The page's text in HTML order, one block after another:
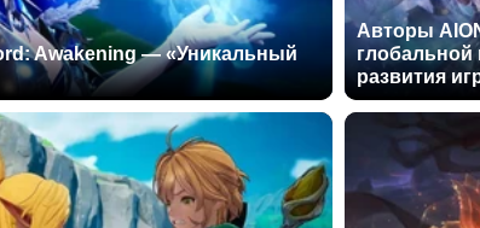
Awakening — «Уникальный
Авторы
глобальной
развития